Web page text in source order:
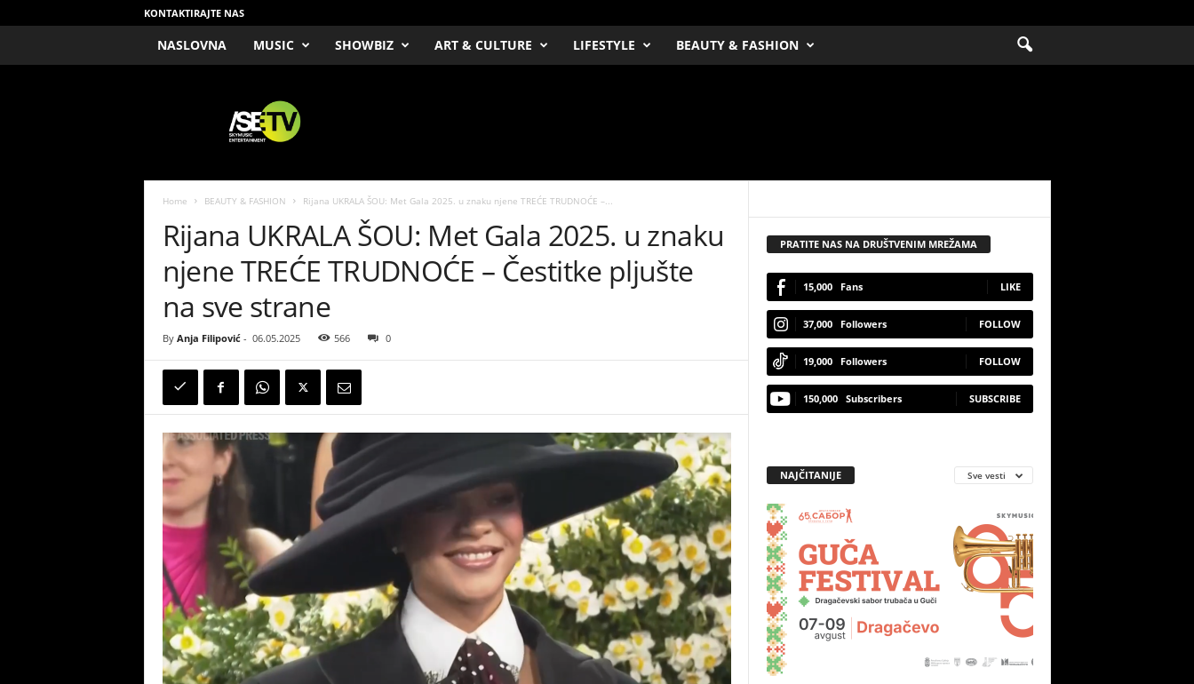
KONTAKTIRAJTE NAS
NASLOVNA MUSIC SHOWBIZ ART & CULTURE LIFESTYLE BEAUTY & FASHION
Home BEAUTY & FASHION Rijana UKRALA ŠOU: Met Gala 2025. u znaku njene TREĆE TRUDNOĆE –...
Rijana UKRALA ŠOU: Met Gala 2025. u znaku
njene TREĆE TRUDNOĆE – Čestitke pljušte
na sve strane
By Anja Filipović- 06.05.2025 566 0
PRATITE NAS NA DRUŠTVENIM MREŽAMA
15,000 Fans LIKE
37,000 Followers FOLLOW
19,000 Followers FOLLOW
150,000 Subscribers SUBSCRIBE
NAJČITANIJE Sve vesti